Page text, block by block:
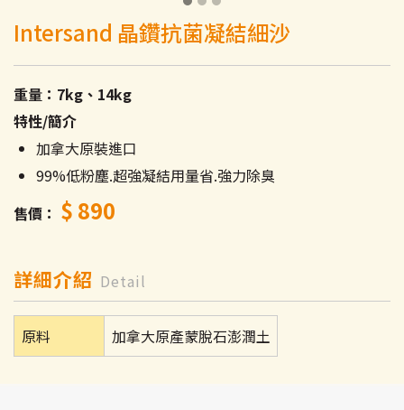
Intersand 晶鑽抗菌凝結細沙
重量：7kg、14kg
特性/簡介
加拿大原裝進口
99%低粉塵.超強凝結用量省.強力除臭
售價
$ 890
詳細介紹 Detail
原料 加拿大原產蒙脫石澎潤土